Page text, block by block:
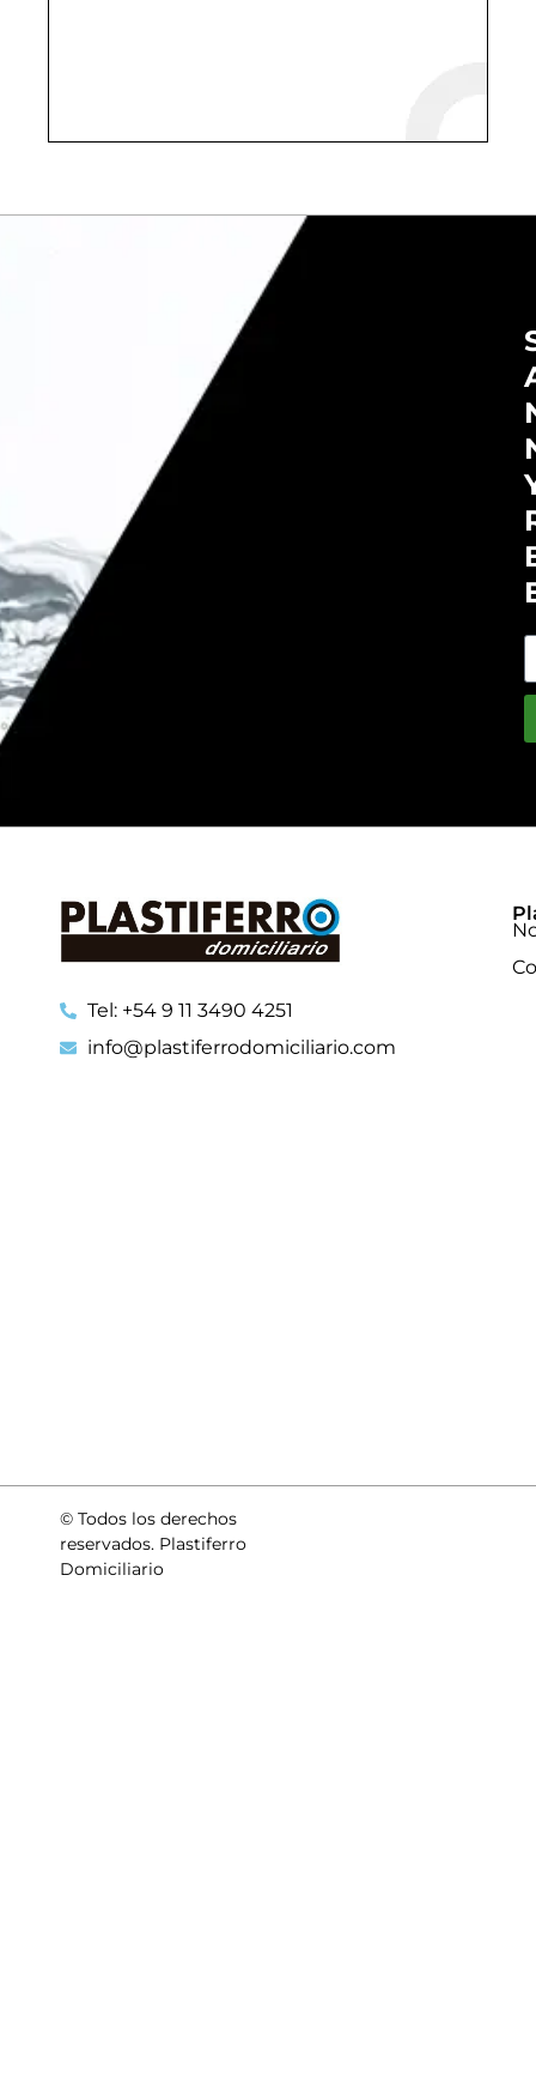
Tel: +54 9 11 3490 4251
info@plastiferrodomiciliario.com
© Todos los derechos
reservados. Plastiferro
Domiciliario